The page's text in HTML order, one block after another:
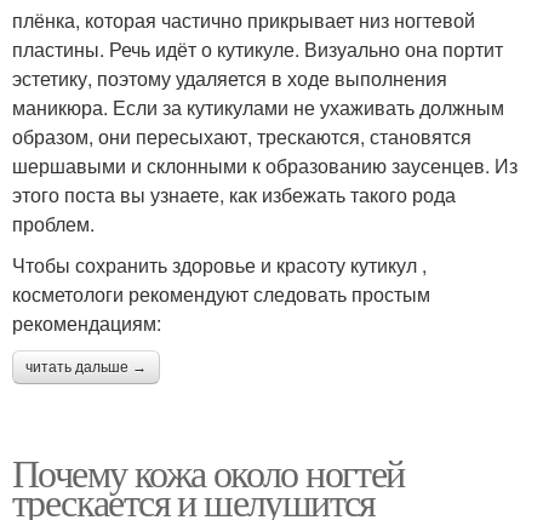
плёнка, которая частично прикрывает низ ногтевой
пластины. Речь идёт о кутикуле. Визуально она портит
эстетику, поэтому удаляется в ходе выполнения
маникюра. Если за кутикулами не ухаживать должным
образом, они пересыхают, трескаются, становятся
шершавыми и склонными к образованию заусенцев. Из
этого поста вы узнаете, как избежать такого рода
проблем.
Чтобы сохранить здоровье и красоту кутикул ,
косметологи рекомендуют следовать простым
рекомендациям:
читать дальше →
Почему кожа около ногтей
трескается и шелушится